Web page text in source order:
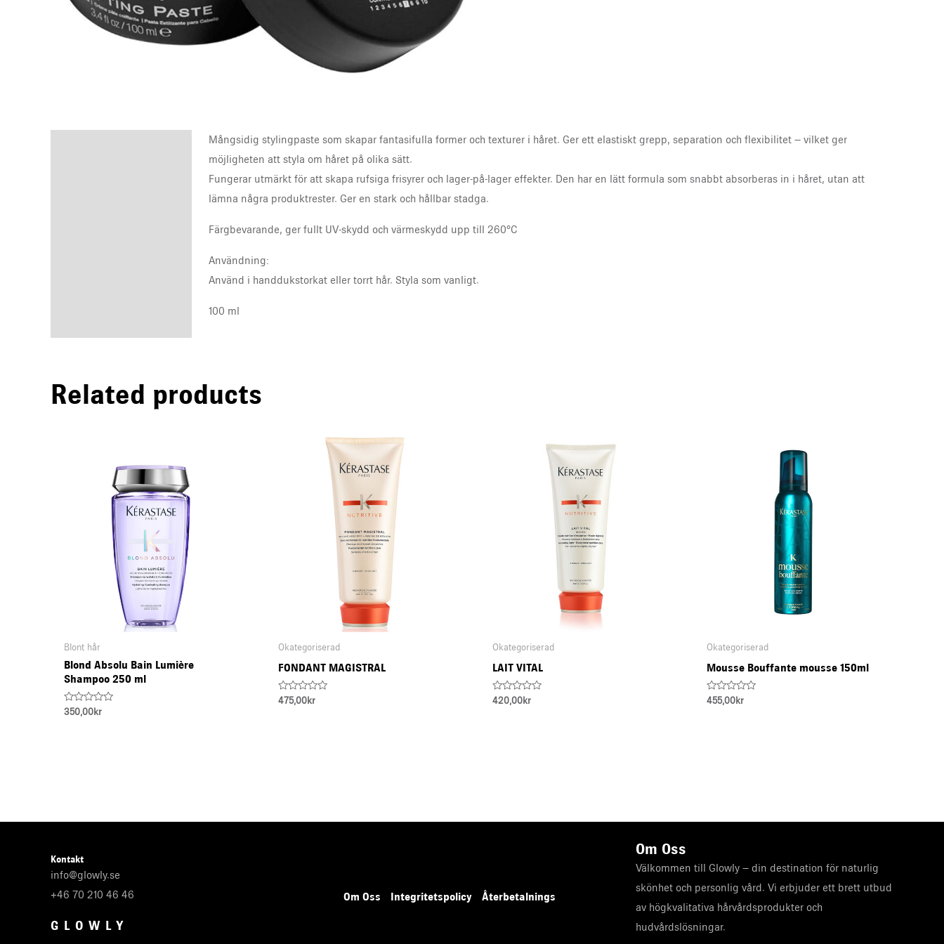
Mångsidig stylingpaste som skapar fantasifulla former och texturer i håret. Ger ett elastiskt grepp, separation och flexibilitet – vilket ger
möjligheten att styla om håret på olika sätt.
Fungerar utmärkt för att skapa rufsiga frisyrer och lager-på-lager effekter. Den har en lätt formula som snabbt absorberas in i håret, utan att
lämna några produktrester. Ger en stark och hållbar stadga.
Färgbevarande, ger fullt UV-skydd och värmeskydd upp till 260°C
Användning:
Använd i handdukstorkat eller torrt hår. Styla som vanligt.
100 ml
Related products
Blont hår
Blond Absolu Bain Lumière
Shampoo 250 ml
Rated
350,00kr
Okategoriserad
FONDANT MAGISTRAL
Rated
475,00kr
Okategoriserad
LAIT VITAL
Rated
420,00kr
Okategoriserad
Mousse Bouffante mousse 150ml
Rated
455,00kr
Kontakt
info@glowly.se
+46 70 210 46 46
GLOWLY
Om Oss Integritetspolicy Återbetalnings
Om Oss
Välkommen till Glowly – din destination för naturlig
skönhet och personlig vård. Vi erbjuder ett brett utbud
av högkvalitativa hårvårdsprodukter och
hudvårdslösningar.